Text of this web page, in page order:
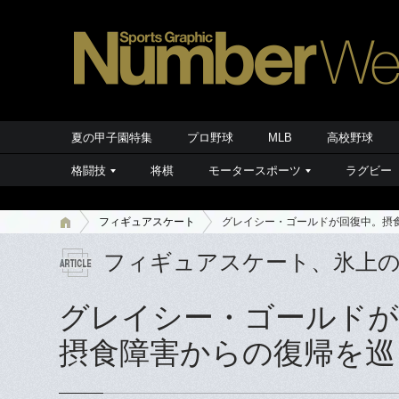
夏の甲子園特集 プロ野球 MLB 高校野球
格闘技 将棋 モータースポーツ ラグビー
フィギュアスケート グレイシー・ゴールドが回復中。摂
フィギュアスケート、氷上
グレイシー・ゴールド
摂食障害からの復帰を